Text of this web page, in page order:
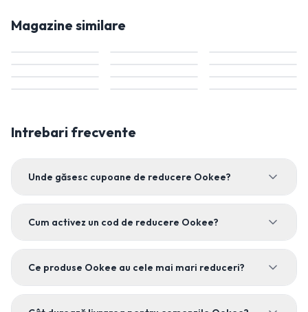
Magazine similare
Intrebari frecvente
Unde găsesc cupoane de reducere Ookee?
Cum activez un cod de reducere Ookee?
Ce produse Ookee au cele mai mari reduceri?